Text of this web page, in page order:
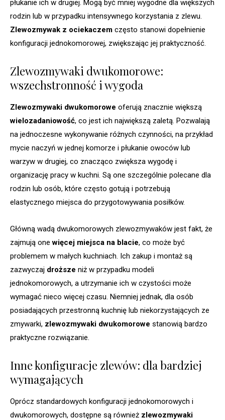
płukanie ich w drugiej. Mogą być mniej wygodne dla większych
rodzin lub w przypadku intensywnego korzystania z zlewu.
Zlewozmywak z ociekaczem często stanowi dopełnienie
konfiguracji jednokomorowej, zwiększając jej praktyczność.
Zlewozmywaki dwukomorowe:
wszechstronność i wygoda
Zlewozmywaki dwukomorowe oferują znacznie większą
wielozadaniowość, co jest ich największą zaletą. Pozwalają
na jednoczesne wykonywanie różnych czynności, na przykład
mycie naczyń w jednej komorze i płukanie owoców lub
warzyw w drugiej, co znacząco zwiększa wygodę i
organizację pracy w kuchni. Są one szczególnie polecane dla
rodzin lub osób, które często gotują i potrzebują
elastycznego miejsca do przygotowywania posiłków.
Główną wadą dwukomorowych zlewozmywaków jest fakt, że
zajmują onewięcej miejsca na blacie, co może być
problemem w małych kuchniach. Ich zakup i montaż są
zazwyczaj droższe niż w przypadku modeli
jednokomorowych, a utrzymanie ich w czystości może
wymagać nieco więcej czasu. Niemniej jednak, dla osób
posiadających przestronną kuchnię lub niekorzystających ze
zmywarki, zlewozmywaki dwukomorowe stanowią bardzo
praktyczne rozwiązanie.
Inne konfiguracje zlewów: dla bardziej
wymagających
Oprócz standardowych konfiguracji jednokomorowych i
dwukomorowych, dostępne są również zlewozmywaki